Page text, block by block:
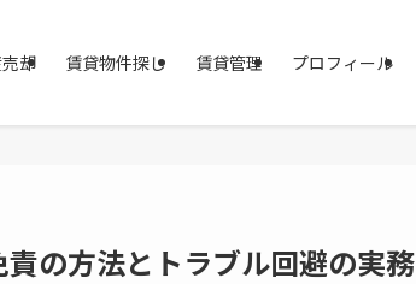
却 賃貸物件探し 賃貸管理 プロフィール
の方法とトラブル回避の実務